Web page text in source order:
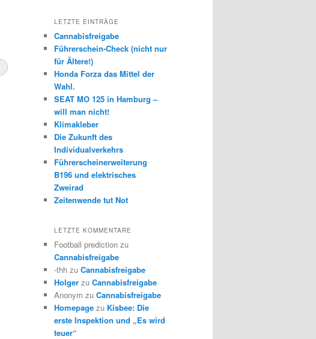
LETZTE EINTRÄGE
Cannabisfreigabe
Führerschein-Check (nicht nur
für Ältere!)
Honda Forza das Mittel der
Wahl.
SEAT MO 125 in Hamburg –
will man nicht!
Klimakleber
Die Zukunft des
Individualverkehrs
Führerscheinerweiterung
B196 und elektrisches
Zweirad
Zeitenwende tut Not
LETZTE KOMMENTARE
Football prediction zu
Cannabisfreigabe
-thh zu Cannabisfreigabe
Holger zu Cannabisfreigabe
Anonym zu Cannabisfreigabe
Homepage zu Kisbee: Die
erste Inspektion und „Es wird
teuer“